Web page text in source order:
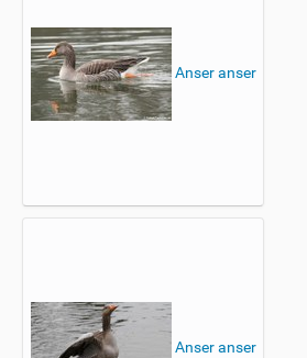
Anser anser
Anser anser